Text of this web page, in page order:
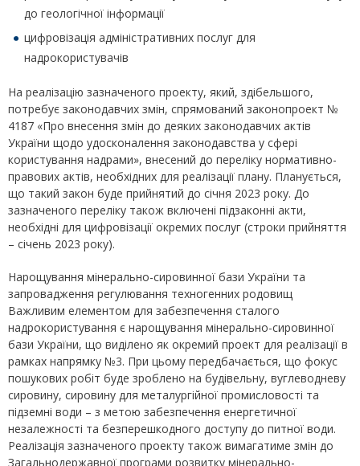
до геологічної інформації
цифровізація адміністративних послуг для
надрокористувачів
На реалізацію зазначеного проекту, який, здібельшого,
потребує законодавчих змін, спрямований законопроект №
4187 «Про внесення змін до деяких законодавчих актів
України щодо удосконалення законодавства у сфері
користування надрами», внесений до переліку нормативно-
правових актів, необхідних для реалізації плану. Планується,
що такий закон буде прийнятий до січня 2023 року. До
зазначеного переліку також включені підзаконні акти,
необхідні для цифровізації окремих послуг (строки прийняття
– січень 2023 року).
Нарощування мінерально-сировинної бази України та
запровадження регулювання техногенних родовищ
Важливим елементом для забезпечення сталого
надрокористування є нарощування мінерально-сировинної
бази України, що виділено як окремий проект для реалізації в
рамках напрямку №3. При цьому передбачається, що фокус
пошукових робіт буде зроблено на будівельну, вуглеводневу
сировину, сировину для металургійної промисловості та
підземні води – з метою забезпечення енергетичної
незалежності та безперешкодного доступу до питної води.
Реалізація зазначеного проекту також вимагатиме змін до
Загальнодержавної програми розвитку мінерально-